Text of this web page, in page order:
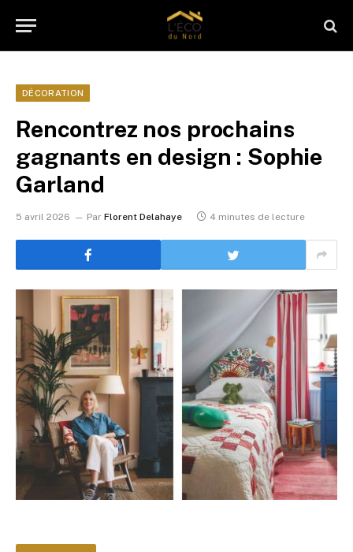
DÉCORATION
Rencontrez nos prochains
gagnants en design : Sophie
Garland
5 avril 2026 Par Florent Delahaye 4 minutes de lecture